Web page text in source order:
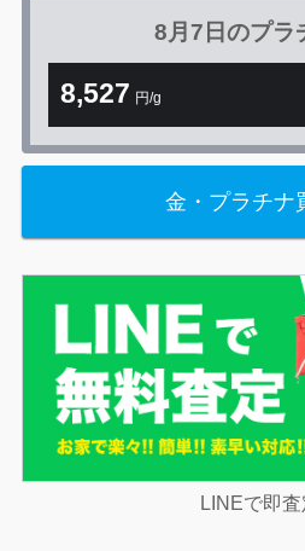
8月7日のプラ
8,527 円/g
金・プラチナ
LINEで即査